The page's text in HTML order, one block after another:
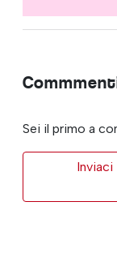
Sei il primo a